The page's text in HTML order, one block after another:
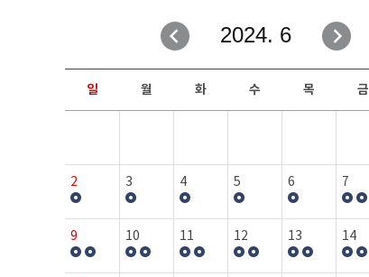
창업지원·교육센터
현장실습/IPP사업단
커뮤니티
일정안내
보도자료
행사갤러리
2024. 6
일 월 화 수 목 금
2 3 4 5 6 7
9 10 11 12 13 14